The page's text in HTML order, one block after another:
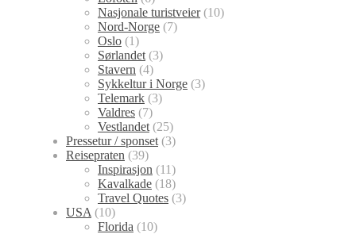
Nasjonale turistveier(10)
Nord-Norge (7)
Oslo (1)
Sørlandet (3)
Stavern (4)
Sykkeltur i Norge (3)
Telemark (3)
Valdres (7)
Vestlandet (25)
Pressetur / sponset (3)
Reisepraten (39)
Inspirasjon (11)
Kavalkade (18)
Travel Quotes (3)
USA (10)
Florida (10)